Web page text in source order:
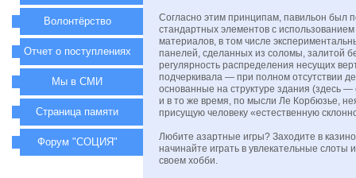
Согласно этим принципам, павильон был
стандартных элементов с
материалов, в том числе
панелей, сделанных из соломы, залитой
регулярность распределения несущих
подчеркивала — при полном отсутствии
основанные на структуре здания (здесь
и в то же время, по мысли Ле Корбюзье,
присущую человеку «естественную
Любите азартные игры? Заходите в
начинайте играть в увлекательные слоты
своем хобби.
Волонтёрство
Отчет о поступлениях
Мы в СМИ
Страница памяти
Форум "СОЦИЯ"